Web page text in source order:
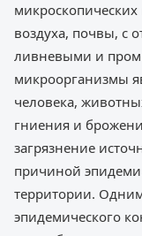
воздуха, почвы, с
ливневыми и
микроорганизмы
человека,
гниения и
загрязнение
причиной
территории.
эпидемического